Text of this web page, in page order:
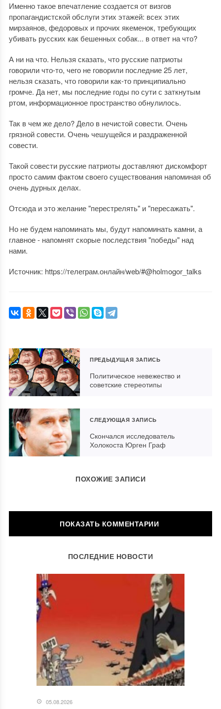
Именно такое впечатление создается от визгов
пропагандистской обслуги этих этажей: всех этих
мирзаянов, федоровых и прочих якеменок, требующих
убивать русских как бешенных собак... в ответ на что?
А ни на что. Нельзя сказать, что русские патриоты
говорили что-то, чего не говорили последние 25 лет,
нельзя сказать, что говорили как-то принципиально
громче. Да нет, мы последние годы по сути с заткнутым
ртом, информационное пространство обнулилось.
Так в чем же дело? Дело в нечистой совести. Очень
грязной совести. Очень чешущейся и раздраженной
совести.
Такой совести русские патриоты доставляют дискомфорт
просто самим фактом своего существования напоминая об
очень дурных делах.
Отсюда и это желание "перестрелять" и "пересажать".
Но не будем напоминать мы, будут напоминать камни, а
главное - напомнят скорые последствия "победы" над
нами.
Источник: https://телеграм.онлайн/web/#@holmogor_talks
ПРЕДЫДУЩАЯ ЗАПИСЬ
Политическое невежество и
советские стереотипы
СЛЕДУЮЩАЯ ЗАПИСЬ
Скончался исследователь
Холокоста Юрген Граф
ПОХОЖИЕ ЗАПИСИ
ОСТАВИТЬ КОММЕНТАРИЙ
Ваш адрес email не будет опубликован. Обязательные поля
Комментарий*
ПОСЛЕДНИЕ НОВОСТИ
05.08.2026